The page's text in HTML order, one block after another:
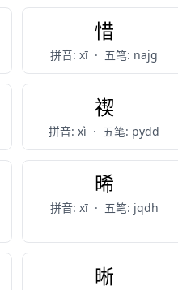
惜
拼音: xī · 五笔: najg
禊
拼音: xì · 五笔: pydd
晞
拼音: xī · 五笔: jqdh
晰